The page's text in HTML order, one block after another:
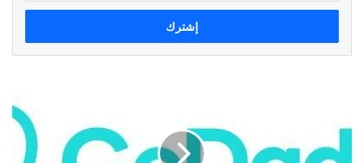
الإلكتروني
الأعمال